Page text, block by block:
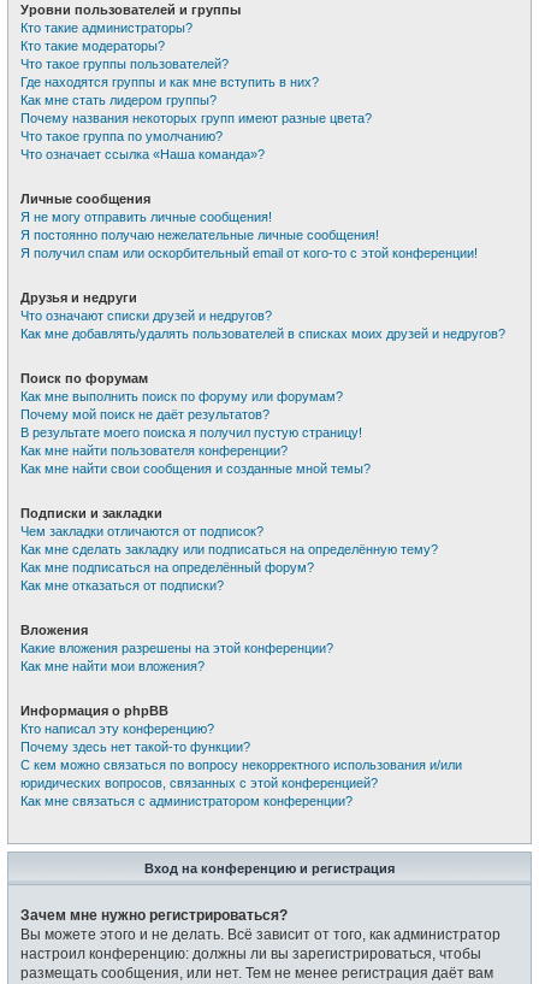
Уровни пользователей и группы
Кто такие администраторы?
Кто такие модераторы?
Что такое группы пользователей?
Где находятся группы и как мне вступить в них?
Как мне стать лидером группы?
Почему названия некоторых групп имеют разные цвета?
Что такое группа по умолчанию?
Что означает ссылка «Наша команда»?
Личные сообщения
Я не могу отправить личные сообщения!
Я постоянно получаю нежелательные личные сообщения!
Я получил спам или оскорбительный email от кого-то с этой конференции!
Друзья и недруги
Что означают списки друзей и недругов?
Как мне добавлять/удалять пользователей в списках моих друзей и недругов?
Поиск по форумам
Как мне выполнить поиск по форуму или форумам?
Почему мой поиск не даёт результатов?
В результате моего поиска я получил пустую страницу!
Как мне найти пользователя конференции?
Как мне найти свои сообщения и созданные мной темы?
Подписки и закладки
Чем закладки отличаются от подписок?
Как мне сделать закладку или подписаться на определённую тему?
Как мне подписаться на определённый форум?
Как мне отказаться от подписки?
Вложения
Какие вложения разрешены на этой конференции?
Как мне найти мои вложения?
Информация о phpBB
Кто написал эту конференцию?
Почему здесь нет такой-то функции?
С кем можно связаться по вопросу некорректного использования и/или
юридических вопросов, связанных с этой конференцией?
Как мне связаться с администратором конференции?
Вход на конференцию и регистрация
Зачем мне нужно регистрироваться?
Вы можете этого и не делать. Всё зависит от того, как администратор
настроил конференцию: должны ли вы зарегистрироваться, чтобы
размещать сообщения, или нет. Тем не менее регистрация даёт вам